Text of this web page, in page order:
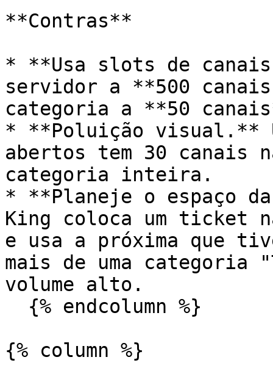
**Contras**
* **Usa slots de
servidor a **500
categoria a **50
* **Poluição visual.**
abertos tem 30 canais
categoria inteira.
* **Planeje o espaço
King coloca um ticket
e usa a próxima que
mais de uma categoria
volume alto.
{% column %}